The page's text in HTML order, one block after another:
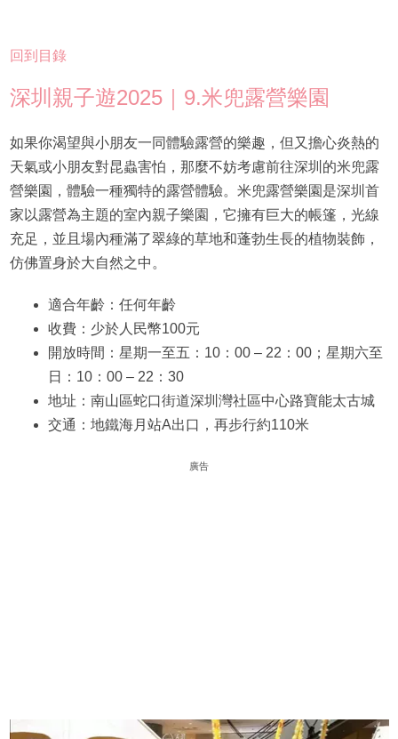
回到目錄
深圳親子遊2025｜9.米兜露營樂園
如果你渴望與小朋友一同體驗露營的樂趣，但又擔心炎熱的
天氣或小朋友對昆蟲害怕，那麼不妨考慮前往深圳的米兜露
營樂園，體驗一種獨特的露營體驗。米兜露營樂園是深圳首
家以露營為主題的室內親子樂園，它擁有巨大的帳篷，光線
充足，並且場內種滿了翠綠的草地和蓬勃生長的植物裝飾，
仿佛置身於大自然之中。
適合年齡：任何年齡
收費：少於人民幣100元
開放時間：星期一至五：10：00 – 22：00；星期六至
日：10：00 – 22：30
地址：南山區蛇口街道深圳灣社區中心路寶能太古城
交通：地鐵海月站A出口，再步行約110米
廣告